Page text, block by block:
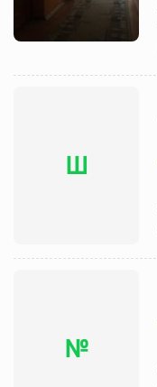
Ш
№